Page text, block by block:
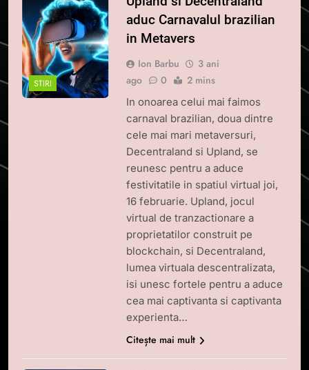
STIRI
aduc Carnavalul brazilian
in Metavers
Ion Barbu
3 ani
ago
0 2 mins
In onoarea celui mai faimos
carnaval brazilian, doua dintre
cele mai mari metaversuri,
Decentraland si Upland, se
reunesc pentru a aduce
festivitatile in spatiul virtual joi,
16 februarie. Upland, jocul
virtual de tranzactionare a
proprietatilor construit pe
blockchain, si Decentraland,
lumea virtuala descentralizata,
isi unesc fortele pentru a aduce
cea mai captivanta si captivanta
experienta…
Citește mai mult